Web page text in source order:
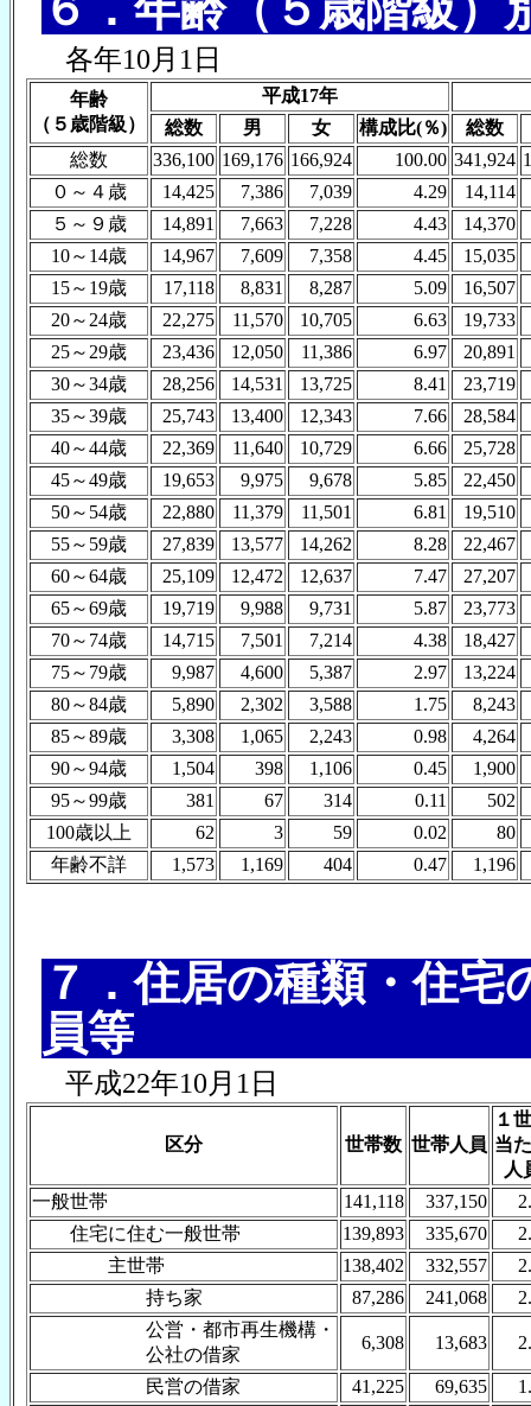
各年10月1日
年齢
（５歳階級）
平成17年
総数
男 女 構成比(％)
総数
総数
336,100 169,176 166,924 100.00 341,924
０～４歳
14,425 7,386 7,039 4.29
14,114
５～９歳
14,891 7,663 7,228 4.43
14,370
10～14歳
14,967 7,609 7,358 4.45
15,035
15～19歳
17,118 8,831 8,287 5.09
16,507
20～24歳
22,275 11,570 10,705 6.63
19,733
25～29歳
23,436 12,050 11,386 6.97
20,891
30～34歳
28,256 14,531 13,725 8.41
23,719
35～39歳
25,743 13,400 12,343 7.66
28,584
40～44歳
22,369 11,640 10,729 6.66
25,728
45～49歳
19,653 9,975 9,678 5.85
22,450
50～54歳
22,880 11,379 11,501 6.81
19,510
55～59歳
27,839 13,577 14,262 8.28
22,467
60～64歳
25,109 12,472 12,637 7.47
27,207
65～69歳
19,719 9,988 9,731 5.87
23,773
70～74歳
14,715 7,501 7,214 4.38
18,427
75～79歳
9,987 4,600 5,387 2.97
13,224
80～84歳
5,890 2,302 3,588 1.75
8,243
85～89歳
3,308 1,065 2,243 0.98
4,264
90～94歳
1,504 398 1,106 0.45
1,900
95～99歳
381 67 314 0.11
502
100歳以上
62 3 59 0.02
80
年齢不詳
1,573 1,169 404 0.47 1,196
７．住居の種類・住
員等
平成22年10月1日
区分 世帯数 世帯人員
１
当
人
一般世帯
141,118 337,150
住宅に住む一般世帯
139,893 335,670
主世帯
138,402 332,557
持ち家
87,286 241,068
公営・都市再生機構・
公社の借家
6,308 13,683
民営の借家 41,225 69,635